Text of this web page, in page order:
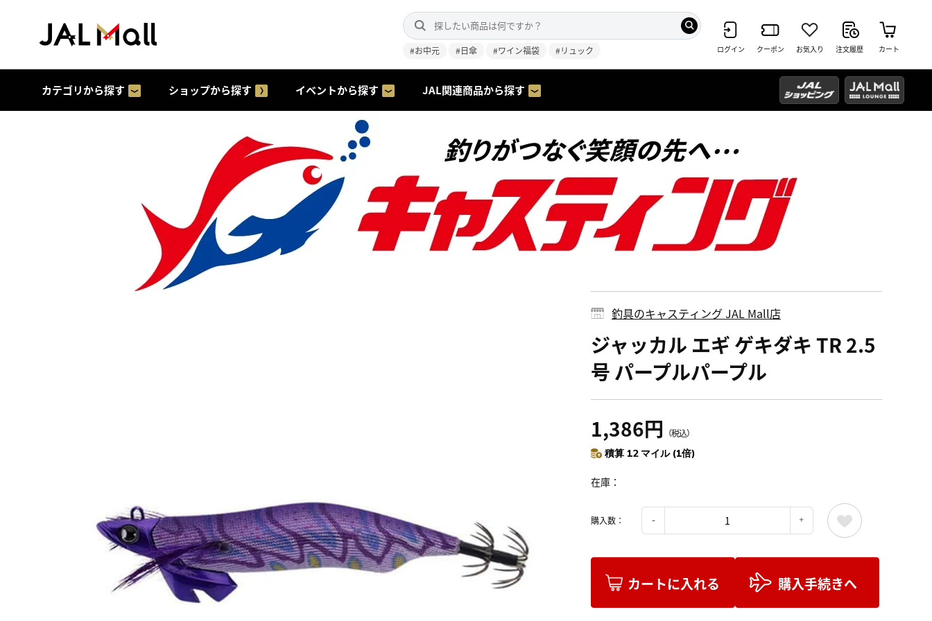
#お中元 #日傘 #ワイン福袋 #リュック ログイン クーポン お気入り 注文履歴 カート
カテゴリから探す ショップから探す イベントから探す JAL関連商品から探す
釣具のキャスティング JAL Mall店
ジャッカル エギ ゲキダキ TR 2.5
号 パープルパープル
1,386円 （税込）
積算 12 マイル (1倍)
在庫
購入数：
カートに入れる 購入手続きへ